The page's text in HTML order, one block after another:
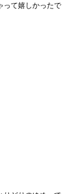
って嬉しかったで